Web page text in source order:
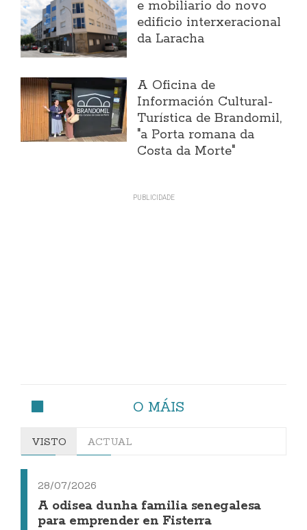
e mobiliario do novo
edificio interxeracional
da Laracha
A Oficina de
Información Cultural-
Turística de Brandomil,
"a Porta romana da
Costa da Morte"
O MÁIS
VISTO ACTUAL
28/07/2026
A odisea dunha familia senegalesa
para emprender en Fisterra